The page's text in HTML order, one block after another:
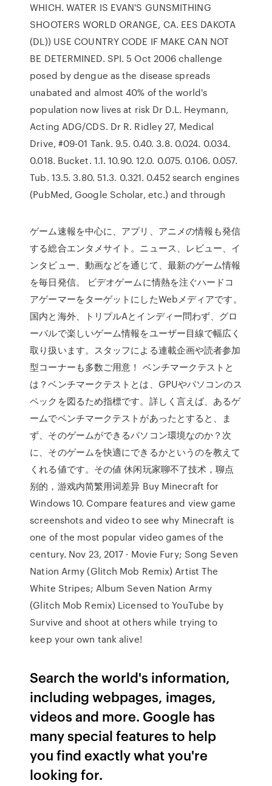
WHICH. WATER IS EVAN'S GUNSMITHING
SHOOTERS WORLD ORANGE, CA. EES DAKOTA
(DL)) USE COUNTRY CODE IF MAKE CAN NOT
BE DETERMINED. SPI. 5 Oct 2006 challenge
posed by dengue as the disease spreads
unabated and almost 40% of the world's
population now lives at risk Dr D.L. Heymann,
Acting ADG/CDS. Dr R. Ridley 27, Medical
Drive, #09-01 Tank. 9.5. 0.40. 3.8. 0.024. 0.034.
0.018. Bucket. 1.1. 10.90. 12.0. 0.075. 0.106. 0.057.
Tub. 13.5. 3.80. 51.3. 0.321. 0.452 search engines
(PubMed, Google Scholar, etc.) and through
ゲーム速報を中心に、アプリ、アニメの情報も発信
する総合エンタメサイト。ニュース、レビュー、イ
ンタビュー、動画などを通じて、最新のゲーム情報
を毎日発信。 ビデオゲームに情熱を注ぐハードコ
アゲーマーをターゲットにしたWebメディアです。
国内と海外、トリプルAとインディー問わず、グロ
ーバルで楽しいゲーム情報をユーザー目線で幅広く
取り扱います。スタッフによる連載企画や読者参加
型コーナーも多数ご用意！ ベンチマークテストと
は？ベンチマークテストとは、GPUやパソコンのス
ペックを図るため指標です。詳しく言えば、あるゲ
ームでベンチマークテストがあったとすると、ま
ず、そのゲームができるパソコン環境なのか？次
に、そのゲームを快適にできるかというのを教えて
くれる値です。その値 休闲玩家聊不了技术，聊点
别的，游戏内简繁用词差异 Buy Minecraft for
Windows 10. Compare features and view game
screenshots and video to see why Minecraft is
one of the most popular video games of the
century. Nov 23, 2017 · Movie Fury; Song Seven
Nation Army (Glitch Mob Remix) Artist The
White Stripes; Album Seven Nation Army
(Glitch Mob Remix) Licensed to YouTube by
Survive and shoot at others while trying to
keep your own tank alive!
Search the world's information,
including webpages, images,
videos and more. Google has
many special features to help
you find exactly what you're
looking for.